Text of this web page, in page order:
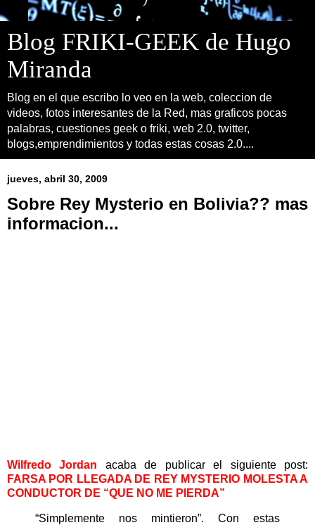
Blog FRIKI-GEEK de Hugo
Miranda
Blog en el que escribo lo veo en la web, coleccion de
videos, fotos interesantes de la Red, mas graficos pocas
palabras, cuestiones geek o friki, web 2.0, twitter,
blogs,emprendimientos y todas estas cosas 2.0....
jueves, abril 30, 2009
Sobre Rey Mysterio en Bolivia?? mas
informacion...
Wilfredo Jordan acaba de publicar el siguiente post:
FARSA POR LLEGADA DE REY MYSTERIO MOLESTA A
CONDUCTOR DE “QUE NO ME PIERDA”
“Simplemente nos mintieron”. Con estas